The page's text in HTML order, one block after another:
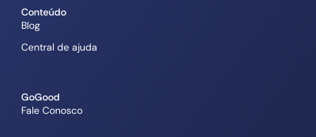
Conteúdo
Blog
Central de ajuda
GoGood
Fale Conosco